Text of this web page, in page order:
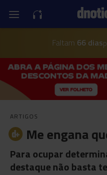
Faltam 66 dias
ARTIGOS
Me engana
Para ocupar
destaque não basta